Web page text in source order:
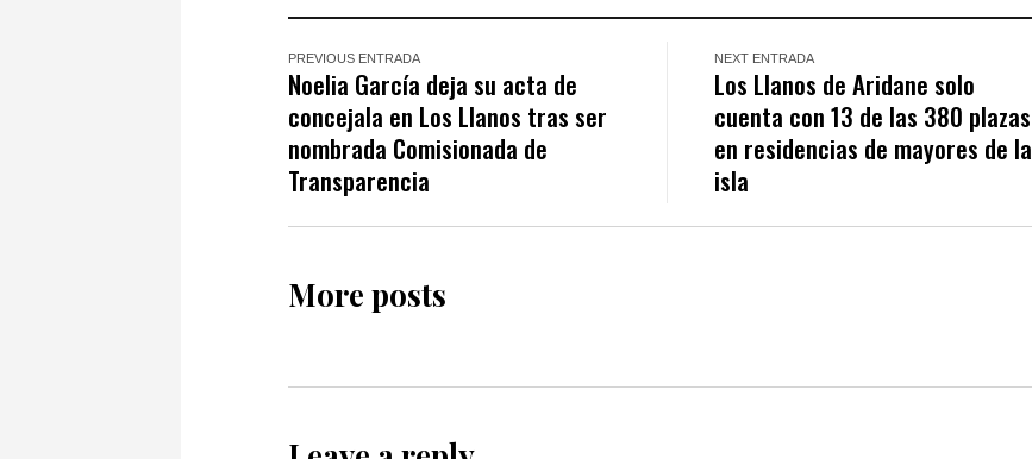
PREVIOUS ENTRADA
Noelia García deja su acta de
concejala en Los Llanos tras ser
nombrada Comisionada de
Transparencia
NEXT ENTRADA
Los Llanos de Aridane solo
cuenta con 13 de las 380 plazas
en residencias de mayores de la
isla
More posts